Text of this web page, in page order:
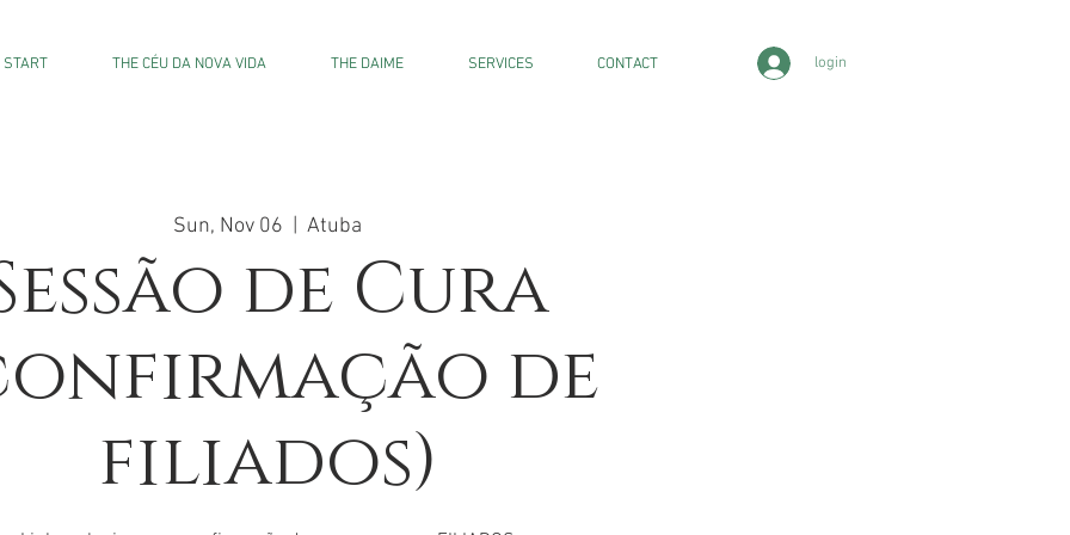
START THE CÉU DA NOVA VIDA THE DAIME SERVICES CONTACT login
Sun, Nov 06 Atuba
de Cura
de
filiados)